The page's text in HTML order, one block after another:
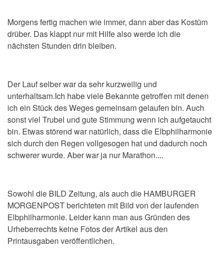
Morgens fertig machen wie immer, dann aber das Kostüm
drüber. Das klappt nur mit Hilfe also werde ich die
nächsten Stunden drin bleiben.
Der Lauf selber war da sehr kurzweilig und
unterhaltsam.Ich habe viele Bekannte getroffen mit denen
ich ein Stück des Weges gemeinsam gelaufen bin. Auch
sonst viel Trubel und gute Stimmung wenn ich aufgetaucht
bin. Etwas störend war natürlich, dass die Elbphilharmonie
sich durch den Regen vollgesogen hat und dadurch noch
schwerer wurde. Aber war ja nur Marathon....
Sowohl die BILD Zeitung, als auch die HAMBURGER
MORGENPOST berichteten mit Bild von der laufenden
Elbphilharmonie. Leider kann man aus Gründen des
Urheberrechts keine Fotos der Artikel aus den
Printausgaben veröffentlichen.